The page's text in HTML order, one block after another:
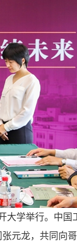
学举行。中国
元龙，共同向